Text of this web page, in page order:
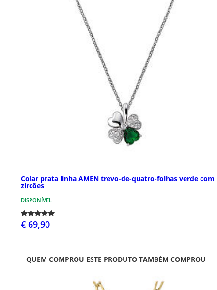
Colar prata linha AMEN trevo-de-quatro-folhas verde com
zircões
DISPONÍVEL
€ 69,90
QUEM COMPROU ESTE PRODUTO TAMBÉM COMPROU